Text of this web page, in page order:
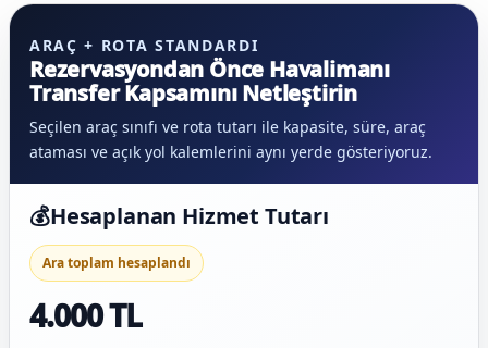
ARAÇ + ROTA STANDARDI
Rezervasyondan Önce Havalimanı
Transfer Kapsamını Netleştirin
Seçilen araç sınıfı ve rota tutarı ile kapasite, süre, araç
ataması ve açık yol kalemlerini aynı yerde gösteriyoruz.
💰Hesaplanan Hizmet Tutarı
Ara toplam hesaplandı
4.000 TL